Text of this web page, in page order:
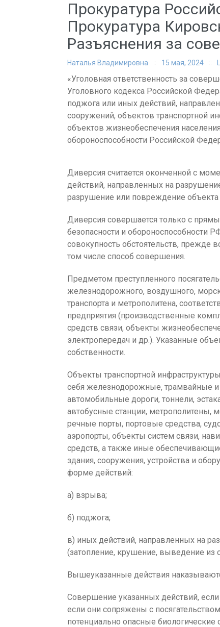
Прокуратура
Прокуратура
Разъяснения за
Наталья Владимировна 15 мая, 2024
«Уголовная ответственность за
Уголовного кодекса Российской
поджога или иных действий,
сооружений, объектов транспортной
объектов жизнеобеспечения
обороноспособности Российской
Диверсия считается оконченной с
действий, направленных на
разрушение или повреждение
Диверсия совершается только с
безопасности и обороноспособности
совокупность обстоятельств, прежде
том числе способ совершения.
Предметом преступленного
железнодорожного, воздушного,
транспорта и метрополитена,
предприятия (производственные
средств связи, объекты
электропередач и др.). Указанные
собственности.
Объекты транспортной
себя железнодорожные, трамвайные и
автомобильные дороги, тоннели,
автобусные станции, метрополитены,
речные порты, портовые средства,
аэропорты, объекты систем связи,
средств, а также иные
здания, сооружения, устройства и
форме действий:
а) взрыва;
б) поджога;
в) иных действий, направленных на
(затопление, крушение, выведение из
Вышеуказанные действия
Совершение указанных действий,
если они сопряжены с
потенциально опасные